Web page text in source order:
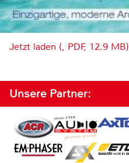
Jetzt laden (, PDF, 12.9 MB)
Unsere Partner: